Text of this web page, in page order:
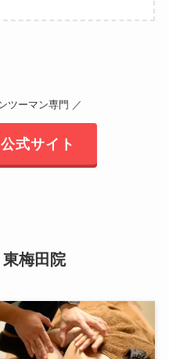
ツーマン専門 ／
式サイト
梅田院